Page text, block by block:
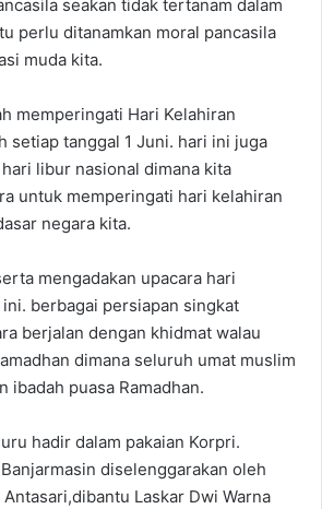
seakan tidak tertanam dalam
perlu ditanamkan moral pancasila
muda kita.
memperingati Hari Kelahiran
setiap tanggal 1 Juni. hari ini juga
libur nasional dimana kita
untuk memperingati hari kelahiran
negara kita.
mengadakan upacara hari
berbagai persiapan singkat
berjalan dengan khidmat walau
dimana seluruh umat muslim
ibadah puasa Ramadhan.
hadir dalam pakaian Korpri.
diselenggarakan oleh
Antasari,dibantu Laskar Dwi Warna